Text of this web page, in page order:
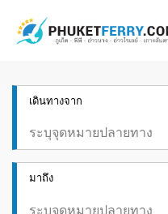
เดินทางจาก
มาถึง